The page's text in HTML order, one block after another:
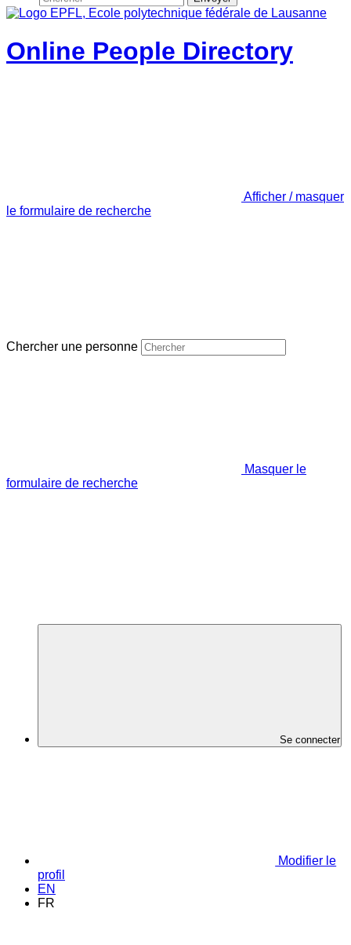
Online People Directory
Afficher / masquer
le formulaire de recherche
Chercher une personne
Masquer le
formulaire de recherche
Se connecter
Modifier le
profil
EN
FR